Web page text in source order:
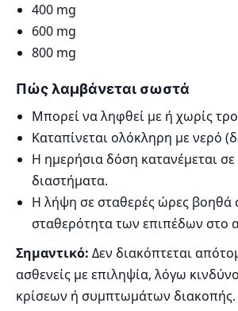
400 mg
600 mg
800 mg
Πώς λαμβάνεται σωστά
Μπορεί να ληφθεί με ή χωρίς
Καταπίνεται ολόκληρη με νερό
Η ημερήσια δόση κατανέμεται σε
διαστήματα.
Η λήψη σε σταθερές ώρες βοηθά
σταθερότητα των επιπέδων στο
Σημαντικό: Δεν διακόπτεται
ασθενείς με επιληψία, λόγω
κρίσεων ή συμπτωμάτων διακοπής.